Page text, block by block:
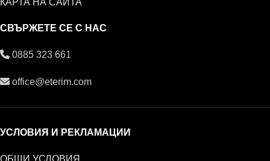
СВЪРЖЕТЕ СЕ С НАС
0885 323 661
office@eterim.com
УСЛОВИЯ И РЕКЛАМАЦИИ
ОБЩИ УСЛОВИЯ